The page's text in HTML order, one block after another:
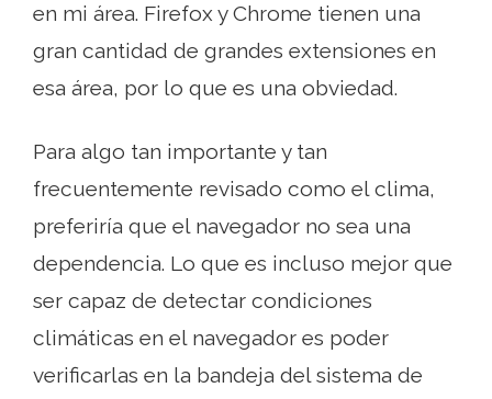
en mi área. Firefox y Chrome tienen una
gran cantidad de grandes extensiones en
esa área, por lo que es una obviedad.
Para algo tan importante y tan
frecuentemente revisado como el clima,
preferiría que el navegador no sea una
dependencia. Lo que es incluso mejor que
ser capaz de detectar condiciones
climáticas en el navegador es poder
verificarlas en la bandeja del sistema de